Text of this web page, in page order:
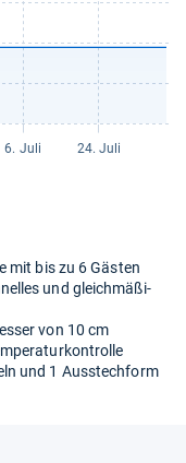
mit bis zu 6 Gäs­ten
und gleich­mä­ßi­
von 10 cm
und 1 Aus­stech­form